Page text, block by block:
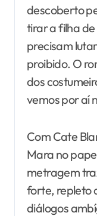
descoberto
tirar a filha de
precisam
proibido. O
dos
vemos por aí
Com Cate
Mara no
metragem
forte, repleto
diálogos